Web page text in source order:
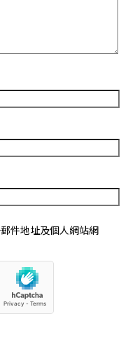
件地址及個人網站網